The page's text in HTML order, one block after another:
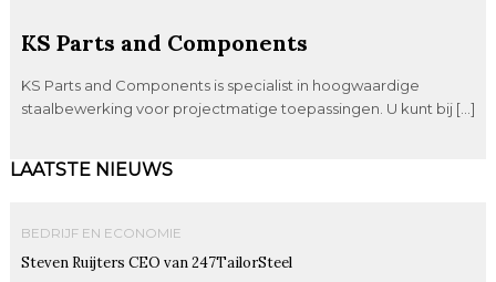
KS Parts and Components
KS Parts and Components is specialist in hoogwaardige
staalbewerking voor projectmatige toepassingen. U kunt bij […]
LAATSTE NIEUWS
BEDRIJF EN ECONOMIE
Steven Ruijters CEO van 247TailorSteel